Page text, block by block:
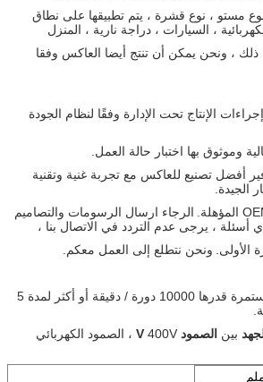
مستو ، نوع قشرة ، يتم تطبيقها على نطاق
، السيارات ، دراجة نارية ، المنزل
ذلك ، ونحن يمكن أن تنتج أيضا العاكس وفقا
الإنتاج تحت الإدارة وفقًا لنظام الجودة
أفضل تصنيع للعاكس مع تجربة غنية وتقنية
الجيدة.
الرجاء ارسال الرسومات والتصاميم
أسئلة ، يرجى عدم التردد في الاتصال بنا ،
الأولى. ونحن نتطلع إلى العمل معكم.
سرعة مستمرة قدرها 10000 دورة / دقيقة أو أكثر لمدة 5
بين الصمود V
400V ، الصمود الكهربائي